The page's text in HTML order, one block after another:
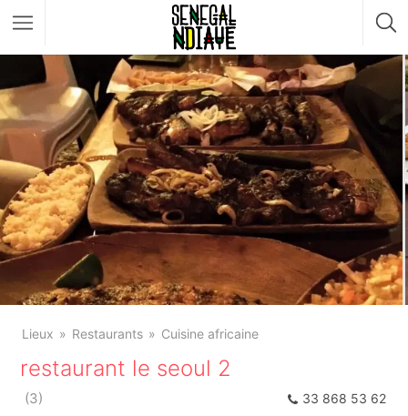
Lieux Restaurants Cuisine africaine
restaurant le seoul 2
(3) 33 868 53 62